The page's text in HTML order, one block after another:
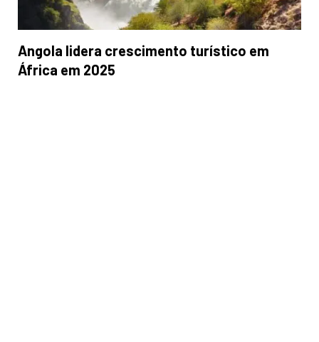
Angola lidera crescimento turístico em
África em 2025